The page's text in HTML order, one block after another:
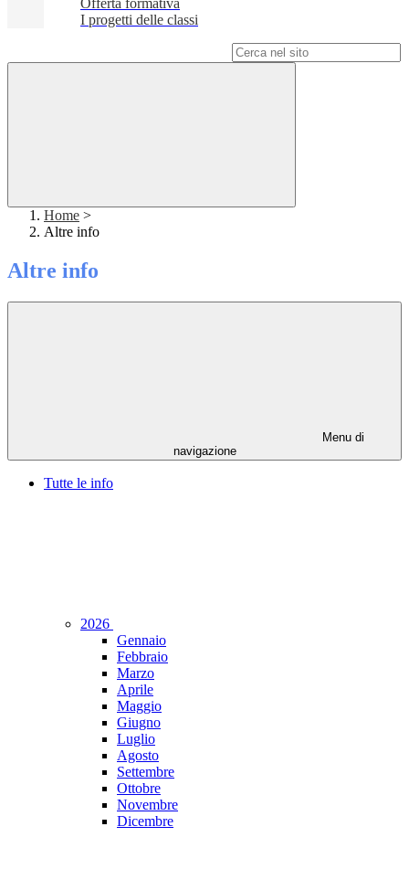
Offerta formativa
I progetti delle classi
Home >
Altre info
Altre info
Menu di
navigazione
Tutte le info
2026
Gennaio
Febbraio
Marzo
Aprile
Maggio
Giugno
Luglio
Agosto
Settembre
Ottobre
Novembre
Dicembre